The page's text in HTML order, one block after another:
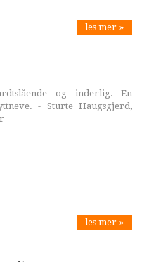
les mer »
og inderlig. En
- Sturte Haugsgjerd,
les mer »